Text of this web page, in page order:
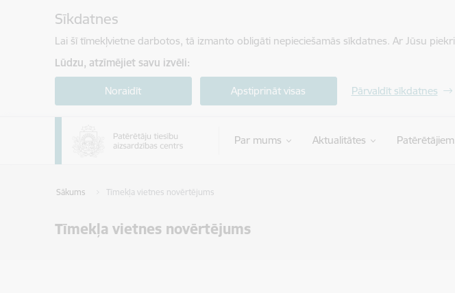
Sīkdatnes
Lai šī tīmekļvietne darbotos, tā izmanto obligāti nepieciešamās sīkdatnes. Ar Jūsu
Lūdzu, atzīmējiet savu izvēli:
Noraidīt Apstiprināt visas Pārvaldīt sīkdatnes
Par mums Aktualitātes Patērētājiem
Sākums Tīmekļa vietnes novērtējums
Tīmekļa vietnes novērtējums